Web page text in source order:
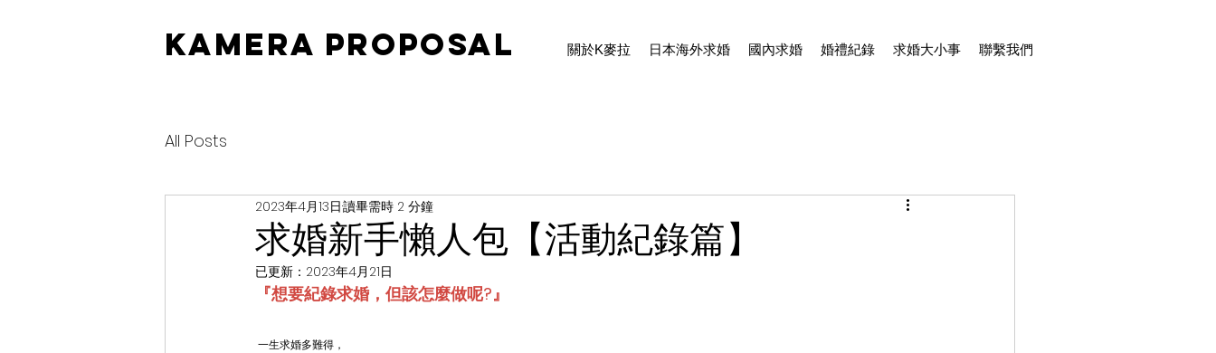
KAMERA PROPOSAL 關於K麥拉 日本海外求婚 國內求婚 婚禮紀錄 求婚大小事 聯繫我們
All Posts
求婚新手懶人包【活動紀錄篇】
2023年4月13日讀畢需時 2 分鐘
已更新： 2023年4月21日
『想要紀錄求婚，但該怎麼做呢?』
一生求婚多難得，